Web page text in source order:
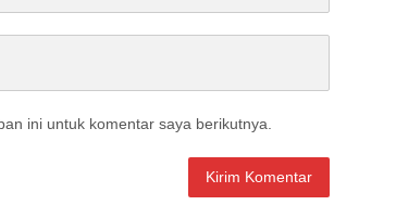
ini untuk komentar saya berikutnya.